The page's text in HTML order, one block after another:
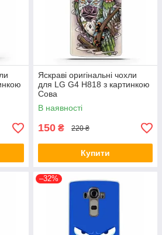
Яскраві оригінальні чохли
для LG G4 H818 з картинкою
Сова
В наявності
150 ₴ 220 ₴
Купити
–32%